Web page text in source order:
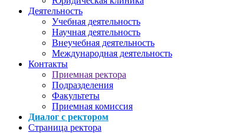
Деятельность
Учебная деятельность
Научная деятельность
Внеучебная деятельность
Международная деятельность
Контакты
Приемная ректора
Подразделения
Факультеты
Приемная комиссия
Диалог с ректором
Страница ректора